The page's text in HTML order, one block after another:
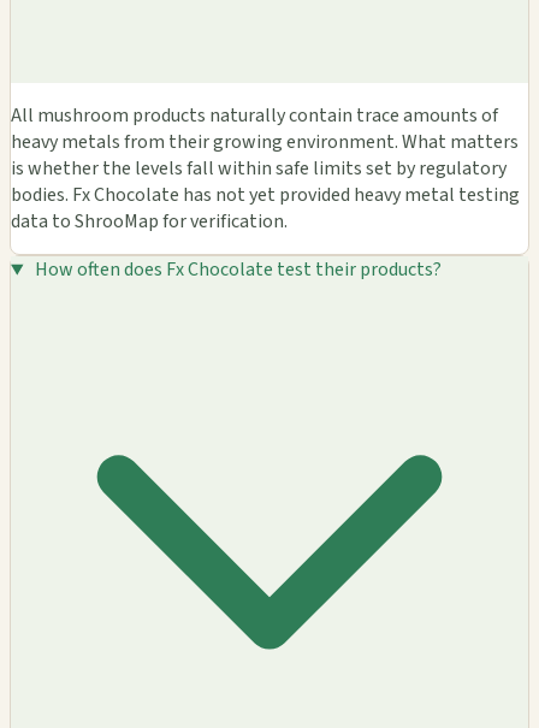
All mushroom products naturally contain trace amounts of
heavy metals from their growing environment. What matters
is whether the levels fall within safe limits set by regulatory
bodies. Fx Chocolate has not yet provided heavy metal testing
data to ShrooMap for verification.
How often does Fx Chocolate test their products?